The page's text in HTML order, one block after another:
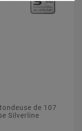
de 107
Silverline